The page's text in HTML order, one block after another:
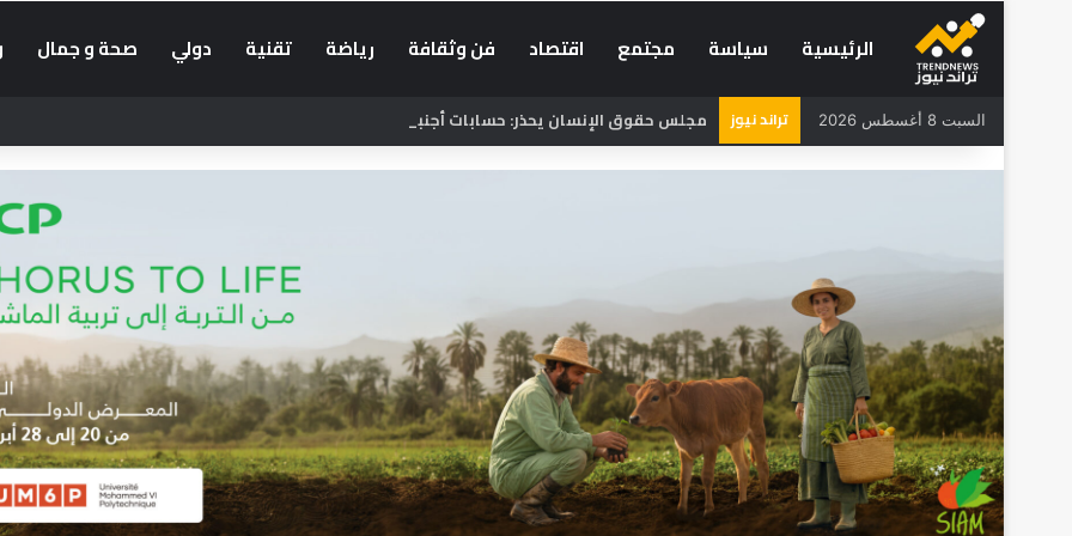
الرئيسية سياسة مجتمع اقتصاد فن وثقافة رياضة تقنية دولي صحة و جمال
السبت 8 أغسطس 2026 تراند نيوز مجلس حقوق الإنسان يحذر: حسابات أجنبية تضلل الراغبين في العبور إلى سبتة